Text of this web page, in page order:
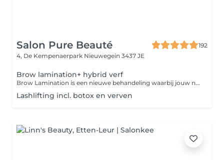
Salon Pure Beauté
192
4, De Kempenaerpark Nieuwegein 3437 JE
Brow lamination+ hybrid verf
Brow Lamination is een nieuwe behandeling waarbij jouw natuurlijke wenkbrauwhaartjes in de juiste richting geplaatst worden. Dit wordt gedaan met behulp van speciale lotion-formules. Hierdoor lijken je wenkbrauwen meteen veel voller. Het resultaat is heel natuurlijk en blijft ca. 6 weken zichtbaar. Bij deze behandeling is het modelleren van de wenkbrauwen (waxen, epileren en trimmen) inclusief. Tijdens deze behandeling word er gebruik gemaakt van hybrid verf.
Lashlifting incl. botox en verven